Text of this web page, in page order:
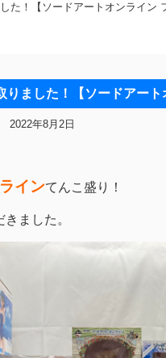
た！【ソードアートオンライン
りました！【ソードアート
2022年8月2日
インてんこ盛り！
ました。